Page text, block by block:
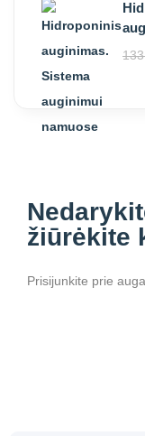
žiūrėkite
Prisijunkite prie